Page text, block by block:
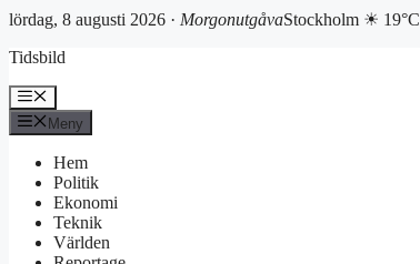
lördag, 8 augusti 2026 · MorgonutgåvaStockholm ☀ 19°C
till
Tidsbild
Meny
Meny
Hem
Politik
Ekonomi
Teknik
Världen